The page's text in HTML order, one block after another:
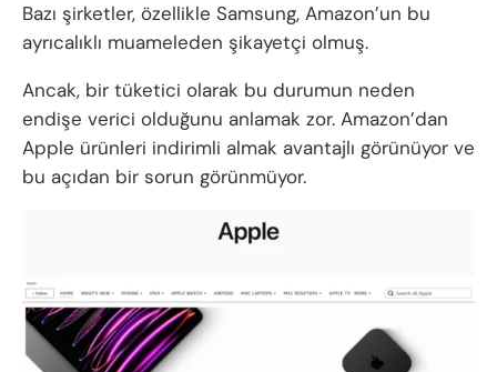
Bazı şirketler, özellikle Samsung, Amazon’un bu
ayrıcalıklı muameleden şikayetçi olmuş.
Ancak, bir tüketici olarak bu durumun neden
endişe verici olduğunu anlamak zor. Amazon’dan
Apple ürünleri indirimli almak avantajlı görünüyor ve
bu açıdan bir sorun görünmüyor.